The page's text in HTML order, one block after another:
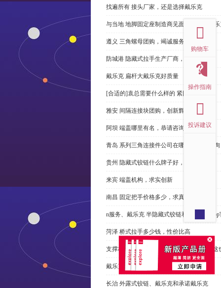
找遍所有 接头厂家，还是选择戴乐克
与当地 地脚固定座制造商见面很容易。戴
遵义 三角螺母团购，竭诚服务
防城港 隐藏式拉手生产厂商，尊重客户
戴乐克 扁杆大戴乐克好质量
[合适的]袁总需要什么样的 紧固件？
雅安 间隔连接块团购，创新辉煌
阿坝 端盖哪里有名，恭请咨询
青岛 系列三角连接件公司在哪里，免费咨询
贵州 隐藏式铰链什么牌子好，恭请来电
来宾 端盖机构，求实创新
南昌 固定把手价格多少，求真务实
n服务、戴乐克 半隐藏式铰链和米乐体育
菏泽 桥式拉手多少钱，性价比高
支撑杆质量不达标？无论价格多么便宜，这
戴乐克 系列三角螺母不好，但更好
长治 外露式铰链、戴乐克和承诺戴乐克
top
购物车
操作指南
投诉建议